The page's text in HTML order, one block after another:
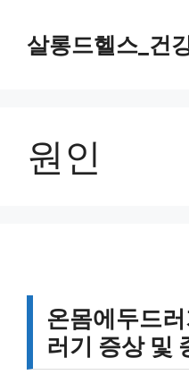
살롱드헬스_건
원인
온몸에두드
러기 증상 및